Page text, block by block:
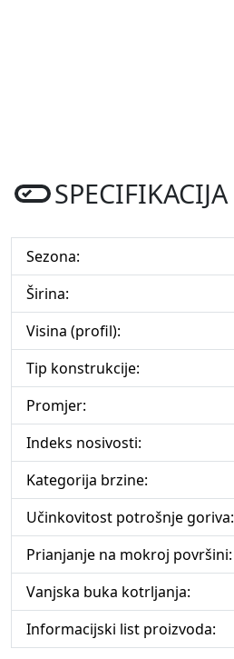
SPECIFIKACIJA
Sezona:
Širina:
Visina (profil):
Tip konstrukcije:
Promjer:
Indeks nosivosti:
Kategorija brzine:
Učinkovitost potrošnje goriva:
Prianjanje na mokroj površini:
Vanjska buka kotrljanja:
Informacijski list proizvoda: